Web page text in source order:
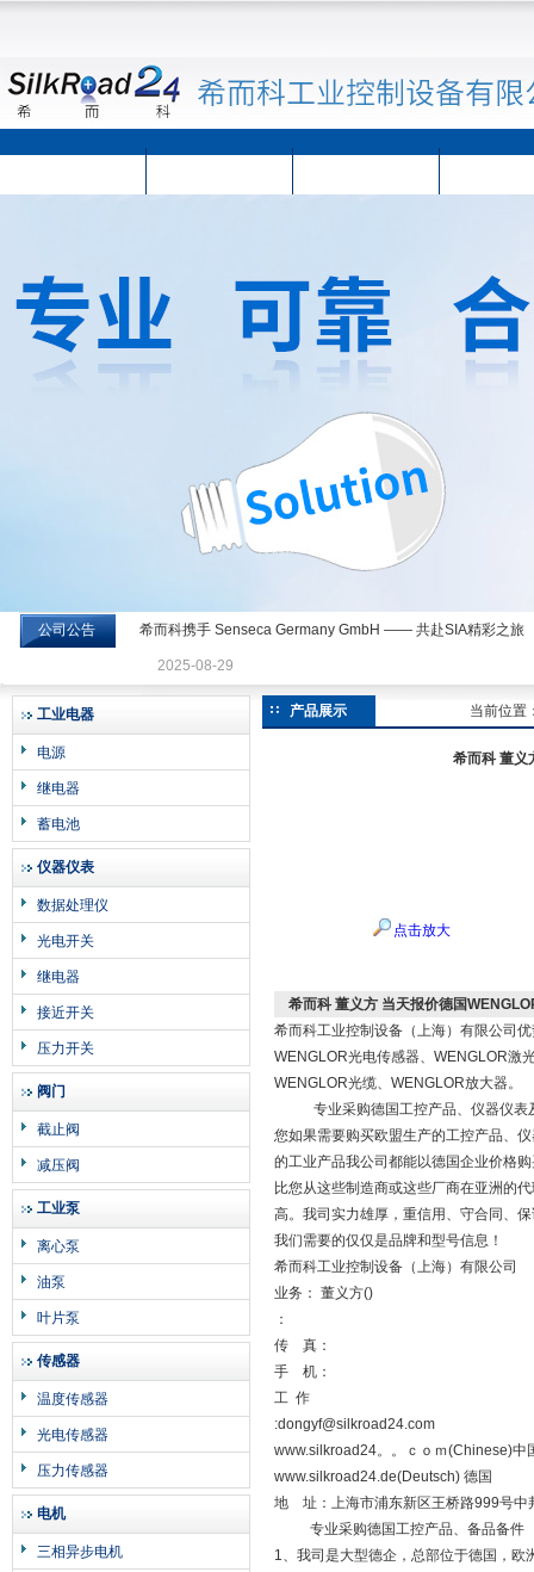
希而科工业控制设备有限公司
公司公告 希而科携手 Senseca Germany GmbH —— 共赴SIA精彩之旅
2025-08-29
工业电器
电源
继电器
蓄电池
仪器仪表
数据处理仪
光电开关
继电器
接近开关
压力开关
阀门
截止阀
减压阀
工业泵
离心泵
油泵
叶片泵
传感器
温度传感器
光电传感器
压力传感器
电机
三相异步电机
产品展示 当前位置
希而科 董义
点击放大
希而科 董义方 当天报价德国
希而科工业控制设备（上海）有限公司
WENGLOR光电传感器、WENGLOR激
WENGLOR光缆、WENGLOR放大器。
专业采购德国工控产品、仪器仪表
您如果需要购买欧盟生产的工控产品、
的工业产品我公司都能以德国企业价格
比您从这些制造商或这些厂商在亚洲的
高。我司实力雄厚，重信用、守合同、
我们需要的仅仅是品牌和型号信息！
希而科工业控制设备（上海）有限公司
业务： 董义方()
：
传 真：
手 机：
工 作
:dongyf@silkroad24.com
www.silkroad24。。ｃｏｍ(Chinese)中
www.silkroad24.de(Deutsch) 德国
地 址：上海市浦东新区王桥路999号中
专业采购德国工控产品、备品备件
1、我司是大型德企，总部位于德国，